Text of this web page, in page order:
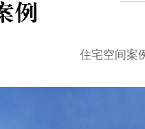
住宅空间案